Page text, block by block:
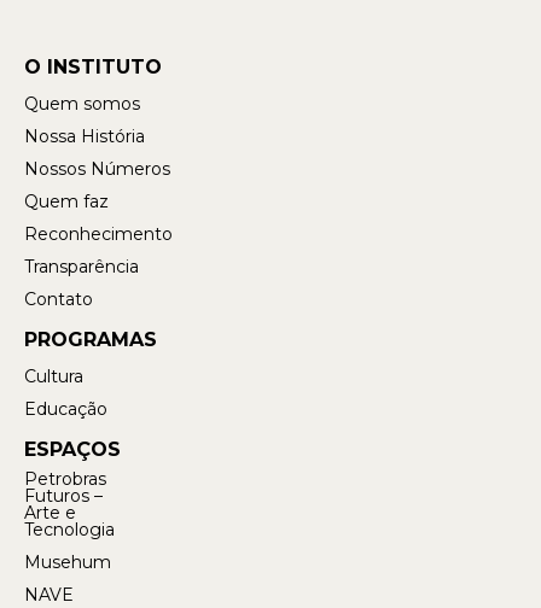
O INSTITUTO
Quem somos
Nossa História
Nossos Números
Quem faz
Reconhecimento
Transparência
Contato
PROGRAMAS
Cultura
Educação
ESPAÇOS
Petrobras
Futuros –
Arte e
Tecnologia
Musehum
NAVE